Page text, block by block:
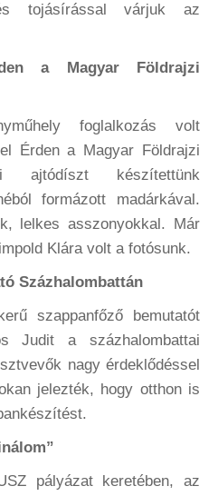
és tojásírással várjuk az
a Magyar Földrajzi
foglalkozás volt
Érden a Magyar Földrajzi
ajtódíszt készítettünk
formázott madárkával.
lelkes asszonyokkal. Már
Klára volt a fotósunk.
Százhalombattán
szappanfőző bemutatót
Judit a százhalombattai
nagy érdeklődéssel
jelezték, hogy otthon is
pályázat keretében, az